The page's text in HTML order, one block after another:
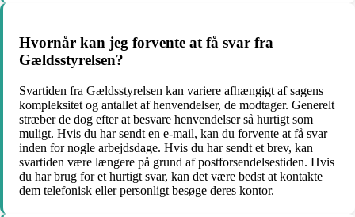
Hvornår kan jeg forvente at få svar fra
Gældsstyrelsen?
Svartiden fra Gældsstyrelsen kan variere afhængigt af sagens
kompleksitet og antallet af henvendelser, de modtager. Generelt
stræber de dog efter at besvare henvendelser så hurtigt som
muligt. Hvis du har sendt en e-mail, kan du forvente at få svar
inden for nogle arbejdsdage. Hvis du har sendt et brev, kan
svartiden være længere på grund af postforsendelsestiden. Hvis
du har brug for et hurtigt svar, kan det være bedst at kontakte
dem telefonisk eller personligt besøge deres kontor.